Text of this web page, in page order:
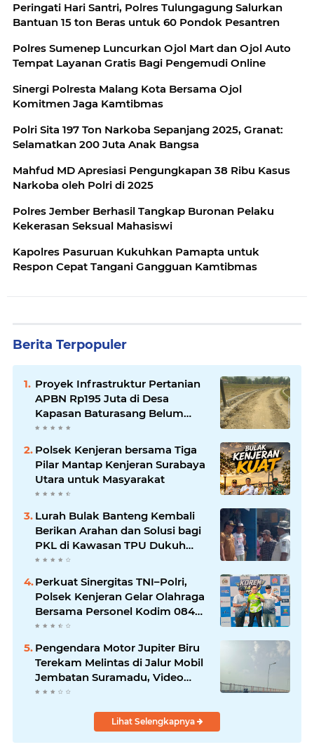
Peringati Hari Santri, Polres Tulungagung Salurkan
Bantuan 15 ton Beras untuk 60 Pondok Pesantren
Polres Sumenep Luncurkan Ojol Mart dan Ojol Auto
Tempat Layanan Gratis Bagi Pengemudi Online
Sinergi Polresta Malang Kota Bersama Ojol
Komitmen Jaga Kamtibmas
Polri Sita 197 Ton Narkoba Sepanjang 2025, Granat:
Selamatkan 200 Juta Anak Bangsa
Mahfud MD Apresiasi Pengungkapan 38 Ribu Kasus
Narkoba oleh Polri di 2025
Polres Jember Berhasil Tangkap Buronan Pelaku
Kekerasan Seksual Mahasiswi
Kapolres Pasuruan Kukuhkan Pamapta untuk
Respon Cepat Tangani Gangguan Kamtibmas
Berita Terpopuler
Proyek Infrastruktur Pertanian
APBN Rp195 Juta di Desa
Kapasan Baturasang Belum
Temui Titik Terang, Warga Minta
Pemkab Sampang Bertindak
Polsek Kenjeran bersama Tiga
Pilar Mantap Kenjeran Surabaya
Utara untuk Masyarakat
Lurah Bulak Banteng Kembali
Berikan Arahan dan Solusi bagi
PKL di Kawasan TPU Dukuh
Bulak Banteng Surabaya
Perkuat Sinergitas TNI–Polri,
Polsek Kenjeran Gelar Olahraga
Bersama Personel Kodim 084
Kenjeran
Pengendara Motor Jupiter Biru
Terekam Melintas di Jalur Mobil
Jembatan Suramadu, Video
Viral
Lihat Selengkapnya